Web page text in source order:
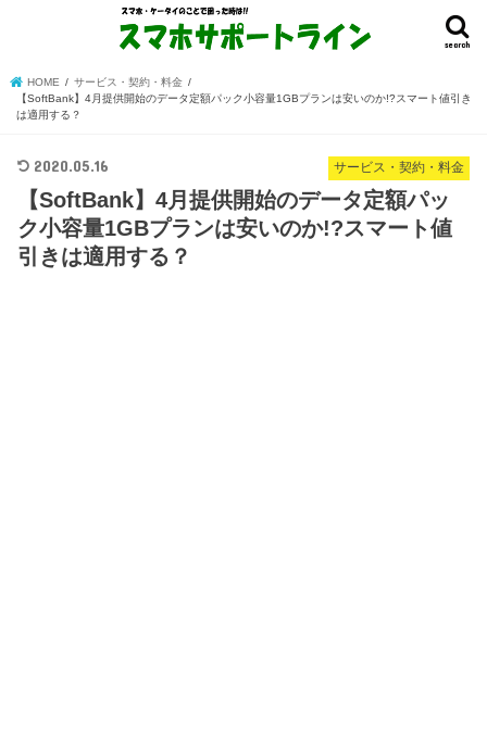
search
HOME
サービス・契約・料金
【SoftBank】4月提供開始のデータ定額パック小容量1GBプランは安いのか!?スマート値引き
は適用する？
サービス・契約・料金
2020.05.16
【SoftBank】4月提供開始のデータ定額パッ
ク小容量1GBプランは安いのか!?スマート値
引きは適用する？